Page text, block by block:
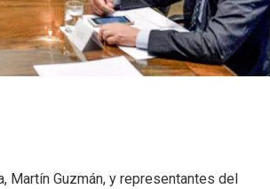
Martín Guzmán, y representantes del